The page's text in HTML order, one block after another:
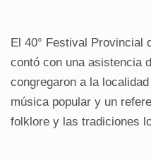
El 40° Festival Provincial
contó con una asistencia
congregaron a la
música popular y un
folklore y las tradiciones